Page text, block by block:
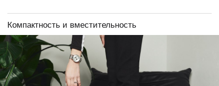
Компактность и вместительность